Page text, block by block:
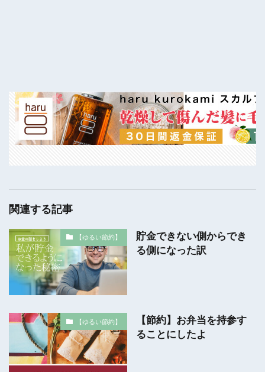
関連する記事
【ゆるい節約】
貯金できない側からでき
る側になった訳
【ゆるい節約】
【節約】お弁当を持参す
ることにしたよ